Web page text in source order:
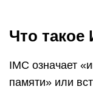
Что
IMC означает
памяти» или